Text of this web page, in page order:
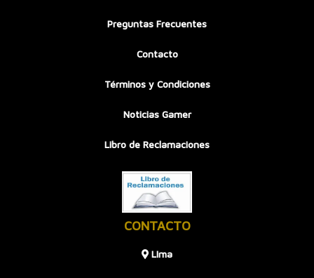
Preguntas Frecuentes
Contacto
Términos y Condiciones
Noticias Gamer
Libro de Reclamaciones
CONTACTO
LIma